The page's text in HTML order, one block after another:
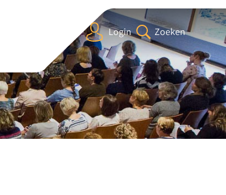
Login Zoeken